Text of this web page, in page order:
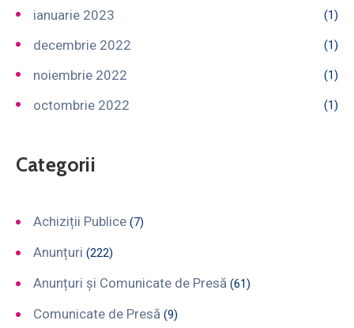
ianuarie 2023 (1)
decembrie 2022 (1)
noiembrie 2022 (1)
octombrie 2022 (1)
Categorii
Achiziții Publice (7)
Anunțuri (222)
Anunțuri și Comunicate de Presă (61)
Comunicate de Presă (9)